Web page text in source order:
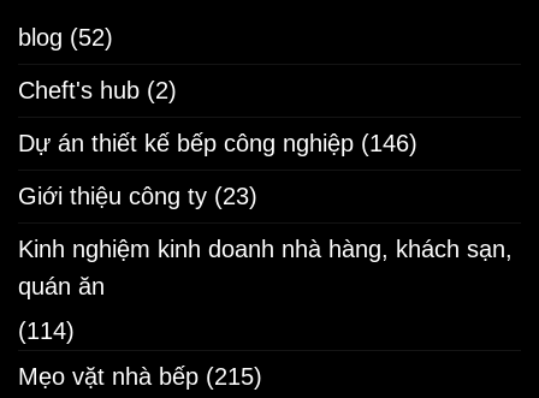
blog (52)
Cheft's hub (2)
Dự án thiết kế bếp công nghiệp (146)
Giới thiệu công ty (23)
Kinh nghiệm kinh doanh nhà hàng, khách sạn,
quán ăn
(114)
Mẹo vặt nhà bếp (215)